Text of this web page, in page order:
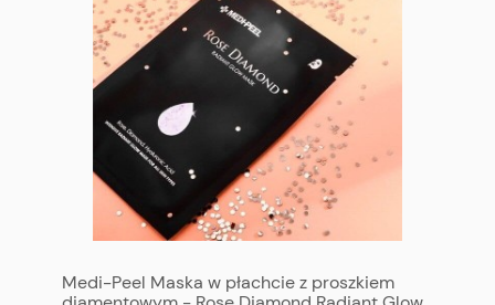
Medi-Peel Maska w płachcie z proszkiem